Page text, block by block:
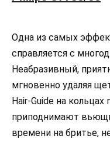
Одна из самых
справляется с
Неабразивный,
мгновенно удаляя
Hair-Guide на
приподнимают
времени на бритье,